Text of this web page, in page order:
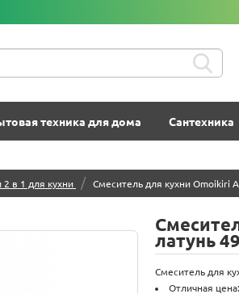
техника для дома Сантехника
в 1 для кухни / Смеситель для кухни Omoikiri
латунь
Смеситель для
Отличная